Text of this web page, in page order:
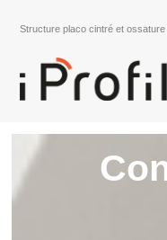
Structure placo cintré et ossature